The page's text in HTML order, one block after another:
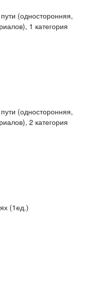
(односторонняя,
1 категория
(односторонняя,
2 категория
(1ед.)